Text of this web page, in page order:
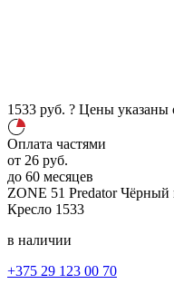
1533 руб. ? Цены
Оплата частями
от 26 руб.
до 60 месяцев
ZONE 51 Predator Чёрный
Кресло 1533
в наличии
+375 29 123 00 70